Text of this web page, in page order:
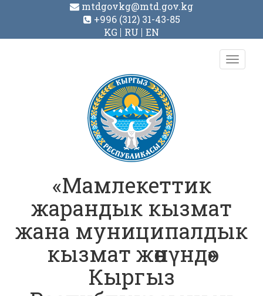
mtdgovkg@mtd.gov.kg
+996 (312) 31-43-85
KG
RU EN
Toggle
«Мамлекеттик
жарандык кызмат
жана муниципалдык
кызмат жөнүндө»
Кыргыз